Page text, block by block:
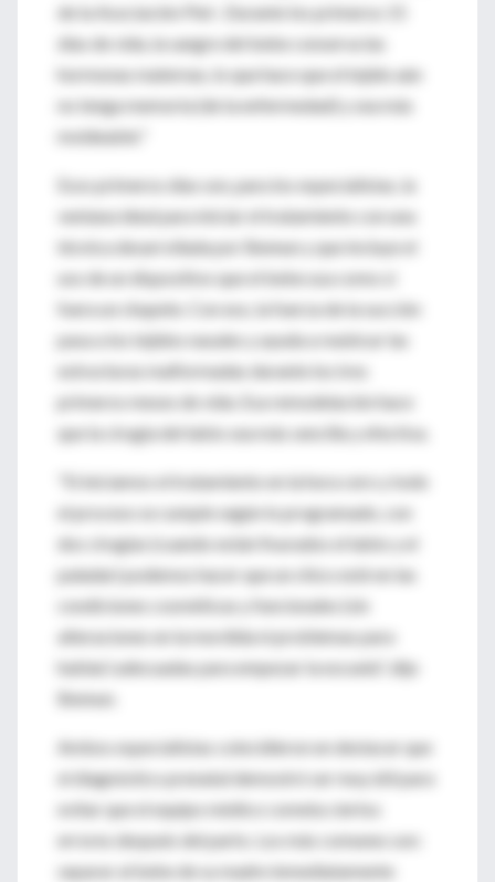
de la Asociación Piel-. Durante los primeros 15
días de vida, la sangre del bebe conserva las
hormonas maternas, lo que hace que el tejido aún
no tenga memoria (de la enfermedad) y sea más
moldeable."
Esos primeros días son, para los especialistas, la
ventana ideal para iniciar el tratamiento con una
técnica desarrollada por Bennun y que incluye el
uso de un dispositivo que el bebe usa como si
fuera un chupete. Con eso, la fuerza de la succión
pasa a los tejidos nasales y ayuda a reubicar las
estructuras malformadas durante los tres
primeros meses de vida. Esa remodelación hace
que la cirugía del labio sea más sencilla y efectiva.
"Si iniciamos el tratamiento en la hora cero y todo
el proceso se cumple según lo programado, con
dos cirugías (cuando están fisurados el labio y el
paladar) podemos hacer que un chico esté en las
condiciones cosméticas y funcionales (sin
alteraciones en la mordida ni problemas para
hablar) adecuadas para empezar la escuela", dijo
Bennun.
Ambos especialistas coincidieron en destacar que
el diagnóstico prenatal demostró ser muy útil para
evitar que el equipo médico cometa ciertos
errores después del parto. Los más comunes son:
separar al bebe de su madre inmediatamente